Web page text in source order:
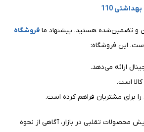
110
و تضمین‌شده هستید، پیشنهاد ما فروشگاه
این فروشگاه:
کالا است.
برای مشتریان فراهم کرده است.
محصولات تقلبی در بازار، آگاهی از نحوه